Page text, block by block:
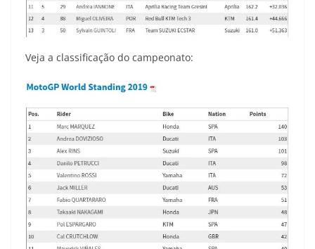
Veja a classificação do campeonato: